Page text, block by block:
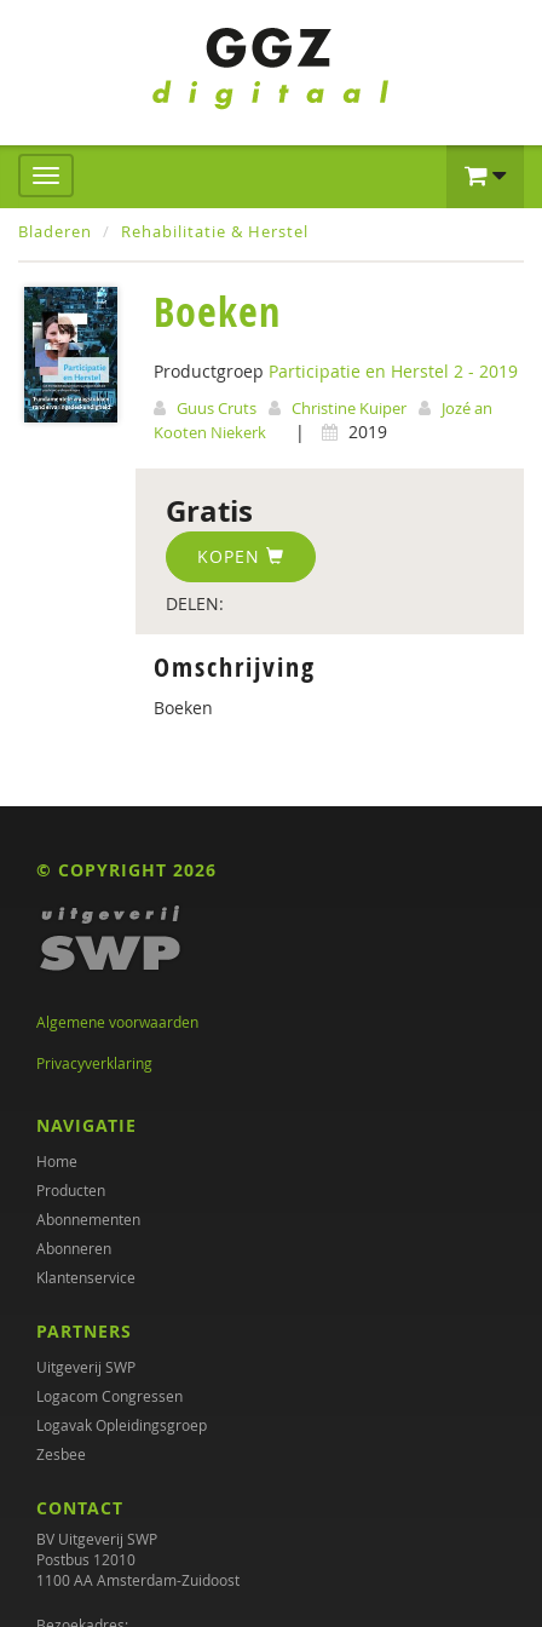
Bladeren Rehabilitatie & Herstel
Boeken
Productgroep Participatie en Herstel 2 - 2019
Guus Cruts Christine Kuiper
Jozé an
Kooten Niekerk
| 2019
Gratis
KOPEN
DELEN:
Omschrijving
Boeken
© COPYRIGHT 2026
Algemene voorwaarden
Privacyverklaring
NAVIGATIE
Home
Producten
Abonnementen
Abonneren
Klantenservice
PARTNERS
Uitgeverij SWP
Logacom Congressen
Logavak Opleidingsgroep
Zesbee
CONTACT
BV Uitgeverij SWP
Postbus 12010
1100 AA Amsterdam-Zuidoost